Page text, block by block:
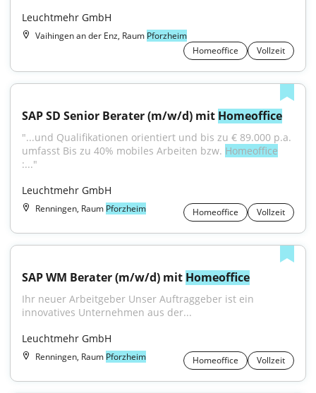
Leuchtmehr GmbH
Vaihingen an der Enz, Raum Pforzheim
Homeoffice
Vollzeit
SAP SD Senior Berater (m/w/d) mit Homeoffice
"...und Qualifikationen orientiert und bis zu € 89.000 p.a.
umfasst Bis zu 40% mobiles Arbeiten bzw. Homeoffice
:..."
Leuchtmehr GmbH
Renningen, Raum Pforzheim Homeoffice Vollzeit
SAP WM Berater (m/w/d) mit Homeoffice
Ihr neuer Arbeitgeber Unser Auftraggeber ist ein
innovatives Unternehmen aus der...
Leuchtmehr GmbH
Renningen, Raum Pforzheim Homeoffice Vollzeit